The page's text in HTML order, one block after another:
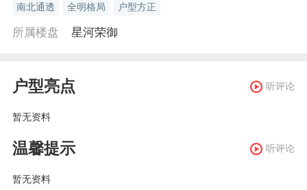
南北通透 全明格局 户型方正
所属楼盘 星河荣御
户型亮点 听评论
暂无资料
温馨提示 听评论
暂无资料